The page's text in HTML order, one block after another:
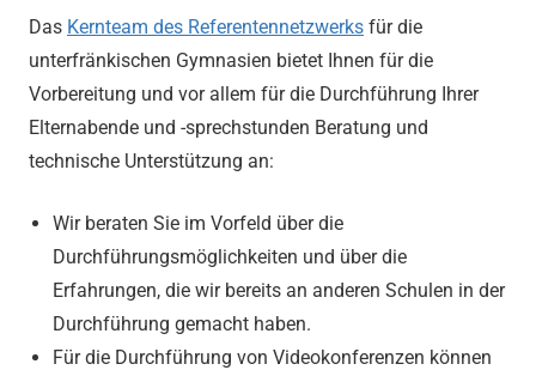
Das Kernteam des Referentennetzwerks für die
unterfränkischen Gymnasien bietet Ihnen für die
Vorbereitung und vor allem für die Durchführung Ihrer
Elternabende und -sprechstunden Beratung und
technische Unterstützung an:
Wir beraten Sie im Vorfeld über die
Durchführungsmöglichkeiten und über die
Erfahrungen, die wir bereits an anderen Schulen in der
Durchführung gemacht haben.
Für die Durchführung von Videokonferenzen können